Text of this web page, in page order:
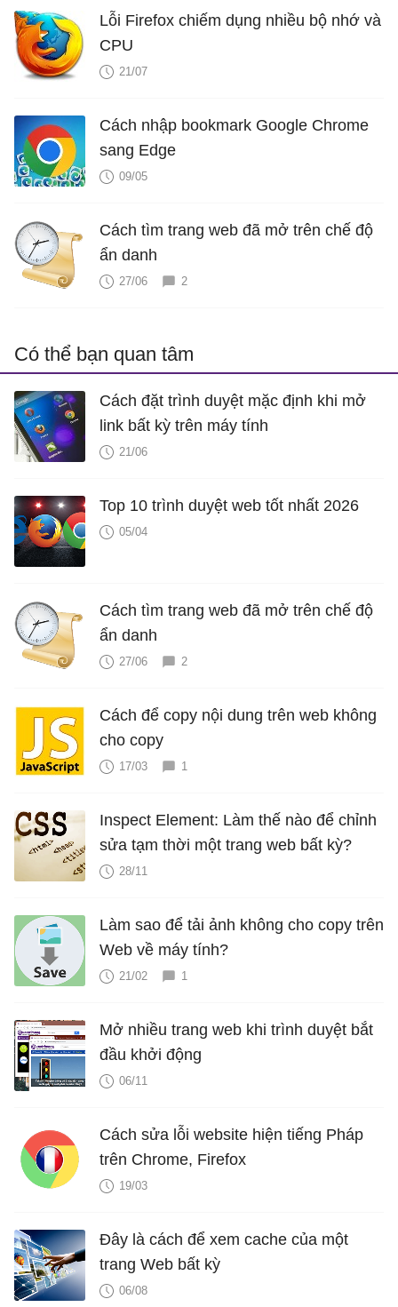
Lỗi Firefox chiếm dụng nhiều bộ nhớ và
CPU
21/07
Cách nhập bookmark Google Chrome
sang Edge
09/05
Cách tìm trang web đã mở trên chế độ
ẩn danh
27/06 2
Có thể bạn quan tâm
Cách đặt trình duyệt mặc định khi mở
link bất kỳ trên máy tính
21/06
Top 10 trình duyệt web tốt nhất 2026
05/04
Cách tìm trang web đã mở trên chế độ
ẩn danh
27/06 2
Cách để copy nội dung trên web không
cho copy
17/03 1
Inspect Element: Làm thế nào để chỉnh
sửa tạm thời một trang web bất kỳ?
28/11
Làm sao để tải ảnh không cho copy trên
Web về máy tính?
21/02 1
Mở nhiều trang web khi trình duyệt bắt
đầu khởi động
06/11
Cách sửa lỗi website hiện tiếng Pháp
trên Chrome, Firefox
19/03
Đây là cách để xem cache của một
trang Web bất kỳ
06/08